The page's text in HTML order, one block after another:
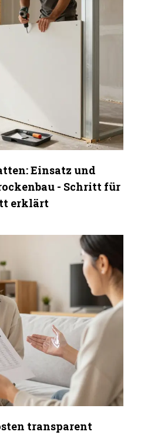
Einsatz und
- Schritt für
erklärt
transparent